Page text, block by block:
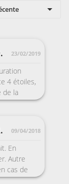
23/02/2019
4 étoiles,
de la
est
pas
de
l’arrivée
09/04/2018
En
Autre
cas de